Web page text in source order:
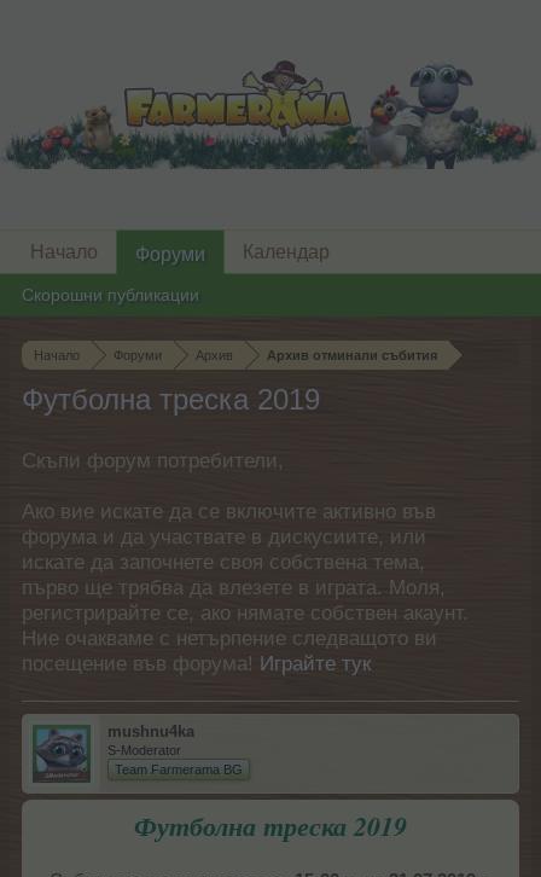
Начало Форуми Архив Архив отминали събития
Футболна треска 2019
Скъпи форум потребители,
Ако вие искате да се включите активно във
форума и да участвате в дискусиите, или
искате да започнете своя собствена тема,
първо ще трябва да влезете в играта. Моля,
регистрирайте се, ако нямате собствен акаунт.
Ние очакваме с нетърпение следващото ви
посещение във форума! Играйте тук
mushnu4ka
S-Moderator
Team Farmerama BG
Футболна треска 2019
Начало Форуми
Скорошни публикации
Календар